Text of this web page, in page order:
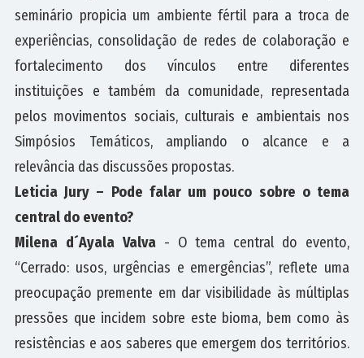
seminário propicia um ambiente fértil para a troca de
experiências, consolidação de redes de colaboração e
fortalecimento dos vínculos entre diferentes
instituições e também da comunidade, representada
pelos movimentos sociais, culturais e ambientais nos
Simpósios Temáticos, ampliando o alcance e a
relevância das discussões propostas.
Leticia Jury – Pode falar um pouco sobre o tema
central do evento?
Milena d´Ayala Valva- O tema central do evento,
“Cerrado: usos, urgências e emergências”, reflete uma
preocupação premente em dar visibilidade às múltiplas
pressões que incidem sobre este bioma, bem como às
resistências e aos saberes que emergem dos territórios.